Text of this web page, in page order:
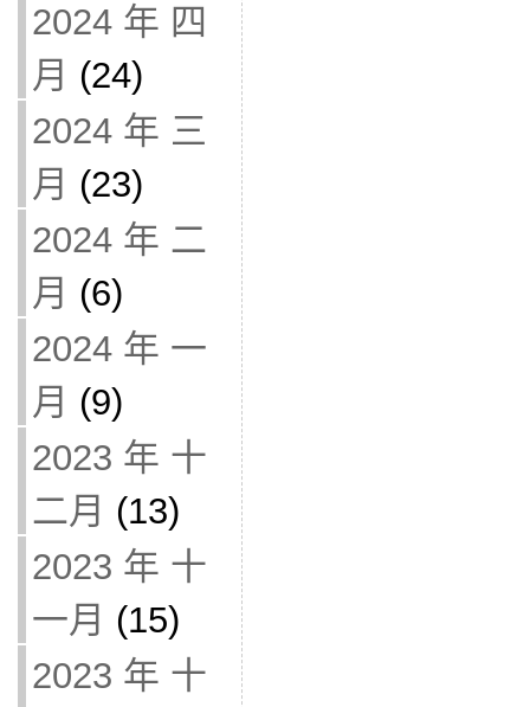
2024 年 四
月 (24)
2024 年 三
月 (23)
2024 年 二
月 (6)
2024 年 一
月 (9)
2023 年 十
二月 (13)
2023 年 十
一月 (15)
2023 年 十